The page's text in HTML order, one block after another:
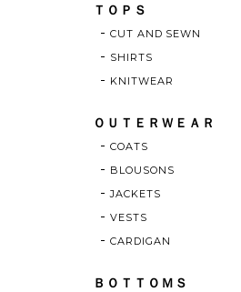
ＴＯＰＳ
CUT AND SEWN
SHIRTS
KNITWEAR
ＯＵＴＥＲＷＥＡＲ
COATS
BLOUSONS
JACKETS
VESTS
CARDIGAN
ＢＯＴＴＯＭＳ